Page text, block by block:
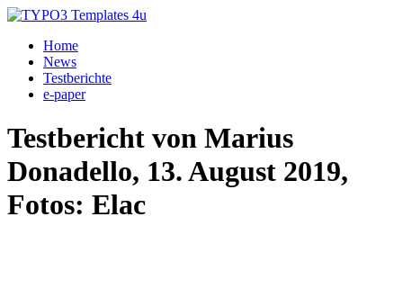
Home
News
Testberichte
e-paper
Testbericht von Marius
Donadello, 13. August 2019,
Fotos: Elac